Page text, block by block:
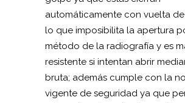
automáticamente con vuelta
lo que imposibilita la apertura
método de la radiografía y es
resistente si intentan abrir
bruta; además cumple con la
vigente de seguridad ya que